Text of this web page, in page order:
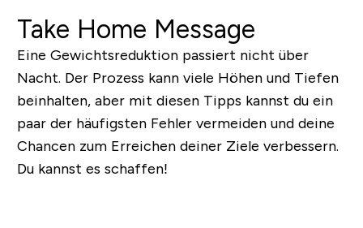
Take Home Message
Eine Gewichtsreduktion passiert nicht über
Nacht. Der Prozess kann viele Höhen und Tiefen
beinhalten, aber mit diesen Tipps kannst du ein
paar der häufigsten Fehler vermeiden und deine
Chancen zum Erreichen deiner Ziele verbessern.
Du kannst es schaffen!